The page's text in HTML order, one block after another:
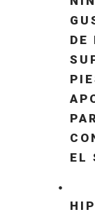
DE
EL